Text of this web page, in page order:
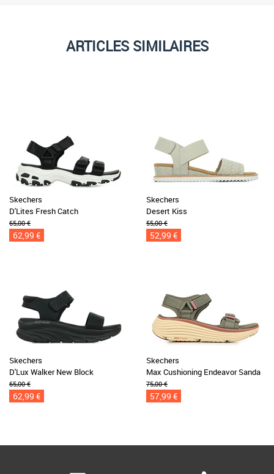
ARTICLES SIMILAIRES
Skechers
D'Lites Fresh Catch
65,00 €
62,99 €
Skechers
Desert Kiss
55,00 €
52,99 €
Skechers
D'Lux Walker New Block
65,00 €
62,99 €
Skechers
Max Cushioning Endeavor Sanda
75,00 €
57,99 €